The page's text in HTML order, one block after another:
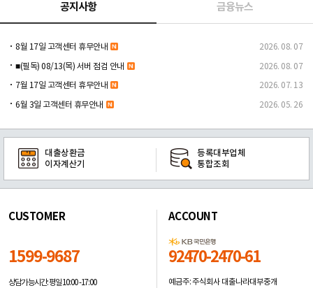
공지사항 금융뉴스
8월 17일 고객센터 휴무안내 2026. 08. 07
■(필독) 08/13(목) 서버 점검 안내 2026. 08. 07
7월 17일 고객센터 휴무안내 2026. 07. 13
6월 3일 고객센터 휴무안내 2026. 05. 26
대출상환금
이자계산기
등록대부업체
통합조회
CUSTOMER
1599-9687
상담가능시간: 평일10:00 -17:00
ACCOUNT
92470-2470-61
예금주: 주식회사 대출나라대부중개